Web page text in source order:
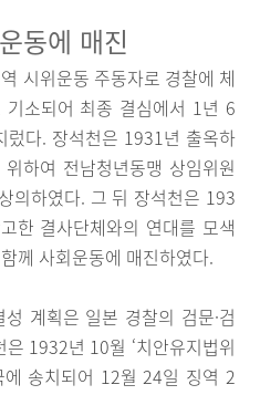
동에 매진
시위운동 주동자로 경찰에 체
소되어 최종 결심에서 1년 6
렀다. 장석천은 1931년 출옥하
하여 전남청년동맹 상임위원
의하였다. 그 뒤 장석천은 193
한 결사단체와의 연대를 모색
께 사회운동에 매진하였다.
계획은 일본 경찰의 검문·검
1932년 10월 ‘치안유지법위
에 송치되어 12월 24일 징역 2